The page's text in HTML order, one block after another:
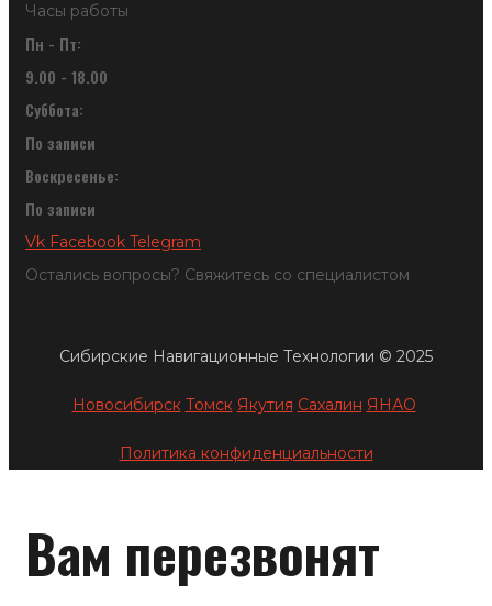
Часы работы
Пн - Пт:
9.00 - 18.00
Суббота:
По записи
Воскресенье:
По записи
Vk Facebook Telegram
Остались вопросы? Свяжитесь со специалистом
Сибирские Навигационные Технологии © 2025
Новосибирск Томск Якутия Сахалин ЯНАО
Политика конфиденциальности
Вам перезвонят